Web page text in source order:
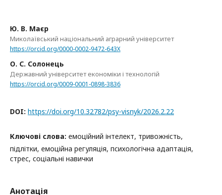
Ю. В. Маєр
Миколаївський національний аграрний університет
https://orcid.org/0000-0002-9472-643X
О. С. Солонець
Державний університет економіки і технологій
https://orcid.org/0009-0001-0898-3836
DOI: https://doi.org/10.32782/psy-visnyk/2026.2.22
Ключові слова: емоційний інтелект, тривожність,
підлітки, емоційна регуляція, психологічна адаптація,
стрес, соціальні навички
Анотація